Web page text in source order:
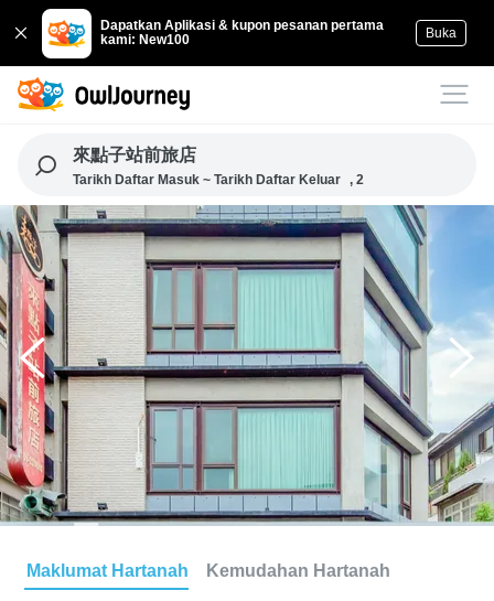
Dapatkan Aplikasi & kupon pesanan pertama
kami: New100
Buka
來點子站前旅店
Tarikh Daftar Masuk ~ Tarikh Daftar Keluar , 2
Maklumat Hartanah Kemudahan Hartanah